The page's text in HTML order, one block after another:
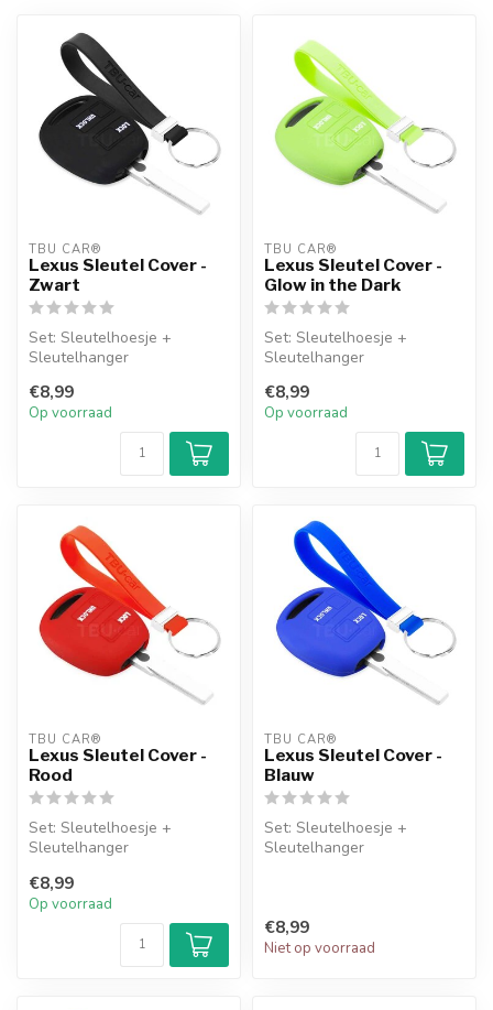
TBU CAR®
Lexus Sleutel Cover -
Zwart
Set: Sleutelhoesje +
Sleutelhanger
€8,99
Op voorraad
TBU CAR®
Lexus Sleutel Cover -
Glow in the Dark
Set: Sleutelhoesje +
Sleutelhanger
€8,99
Op voorraad
TBU CAR®
Lexus Sleutel Cover -
Rood
Set: Sleutelhoesje +
Sleutelhanger
€8,99
Op voorraad
TBU CAR®
Lexus Sleutel Cover -
Blauw
Set: Sleutelhoesje +
Sleutelhanger
€8,99
Niet op voorraad